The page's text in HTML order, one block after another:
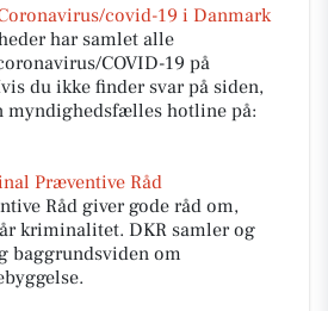
covid-19 i Danmark
har samlet alle
COVID-19 på
du ikke finder svar på siden,
myndighedsfælles hotline på:
Præventive Råd
Råd giver gode råd om,
kriminalitet. DKR samler og
baggrundsviden om